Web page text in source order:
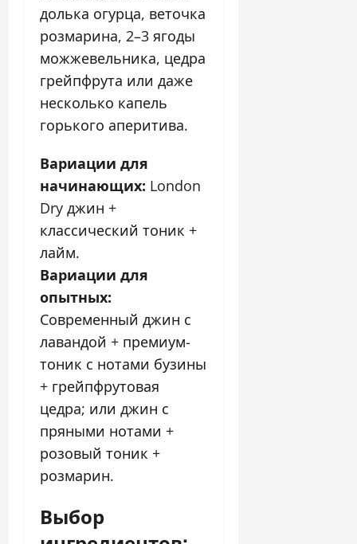
долька огурца, веточка
розмарина, 2–3 ягоды
можжевельника, цедра
грейпфрута или даже
несколько капель
горького аперитива.
Вариации для
начинающих: London
Dry джин +
классический тоник +
лайм.
Вариации для
опытных:
Современный джин с
лавандой + премиум-
тоник с нотами бузины
+ грейпфрутовая
цедра; или джин с
пряными нотами +
розовый тоник +
розмарин.
Выбор